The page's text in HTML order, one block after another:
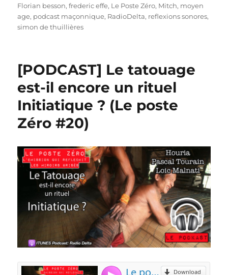
Florian besson,frederic effe, Le Poste Zéro, Mitch, moyen
age, podcast maçonnique, RadioDelta, reflexions sonores,
simon de thuillières
[PODCAST] Le tatouage
est-il encore un rituel
Initiatique ? (Le poste
Zéro #20)